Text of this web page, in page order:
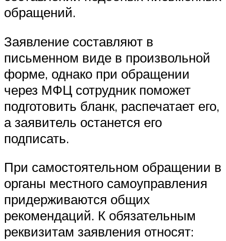
обращений.
Заявление составляют в
письменном виде в произвольной
форме, однако при обращении
через МФЦ сотрудник поможет
подготовить бланк, распечатает его,
а заявитель останется его
подписать.
При самостоятельном обращении в
органы местного самоуправления
придерживаются общих
рекомендаций. К обязательным
реквизитам заявления относят: